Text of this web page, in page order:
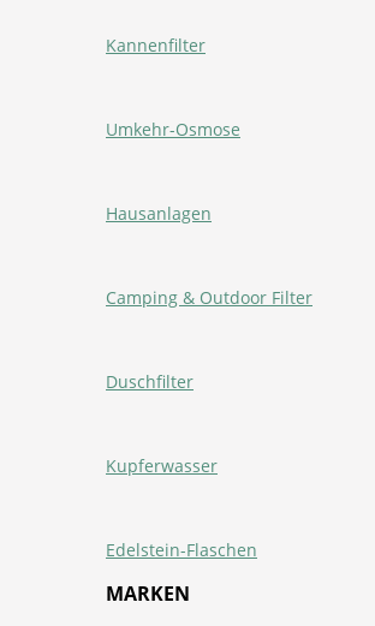
Kannenfilter
Umkehr-Osmose
Hausanlagen
Camping & Outdoor Filter
Duschfilter
Kupferwasser
Edelstein-Flaschen
MARKEN